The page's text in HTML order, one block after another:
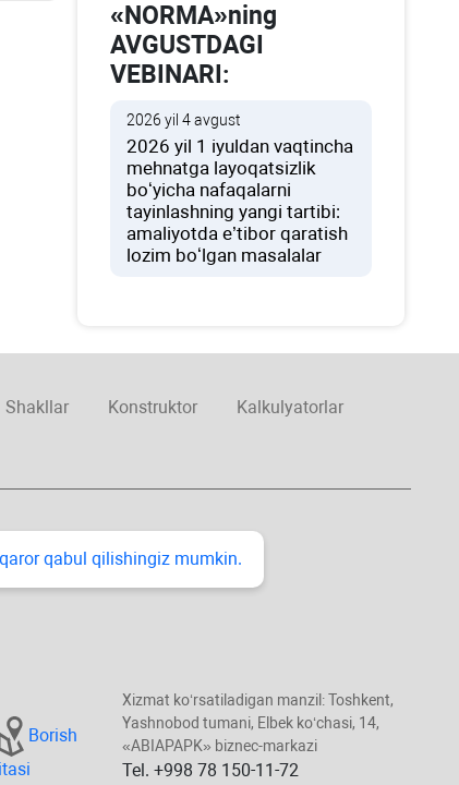
«NORMA»ning
AVGUSTDAGI
VEBINARI:
2026 yil 4 avgust
2026 yil 1 iyuldan vaqtincha
mehnatga layoqatsizlik
boʻyicha nafaqalarni
tayinlashning yangi tartibi:
amaliyotda e’tibor qaratish
lozim boʻlgan masalalar
Shakllar Konstruktor Kalkulyatorlar
qabul qilishingiz mumkin.
Borish
Xizmat koʻrsatiladigan manzil: Toshkent,
Yashnobod tumani, Elbek koʻchasi, 14,
«ABIAPAPK» biznec-markazi
Tel. +998 78 150-11-72